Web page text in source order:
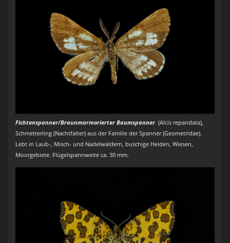
Fichtenspanner/Braunmarmorierter Baumspanner (Alcis repandata),
Schmetterling (Nachtfalter) aus der Familie der Spanner (Geometridae).
Lebt in Laub-, Misch- und Nadelwäldern, buschige Heiden, Wiesen,
Moorgebiete. Flügelspannweite ca. 30 mm.